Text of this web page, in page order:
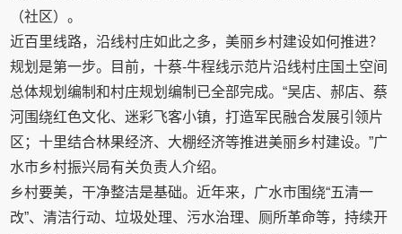
（社区）。
近百里线路，沿线村庄如此之多，美丽乡村建设如何推进？
规划是第一步。目前，十蔡-牛程线示范片沿线村庄国土空间
总体规划编制和村庄规划编制已全部完成。“吴店、郝店、蔡
河围绕红色文化、迷彩飞客小镇，打造军民融合发展引领片
区；十里结合林果经济、大棚经济等推进美丽乡村建设。”广
水市乡村振兴局有关负责人介绍。
乡村要美，干净整洁是基础。近年来，广水市围绕“五清一
改”、清洁行动、垃圾处理、污水治理、厕所革命等，持续开